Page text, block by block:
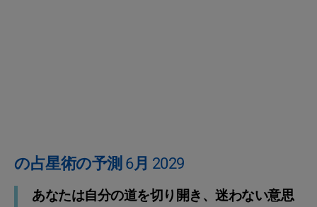
の占星術の予測 6月 2029
あなたは自分の道を切り開き、迷わない意思